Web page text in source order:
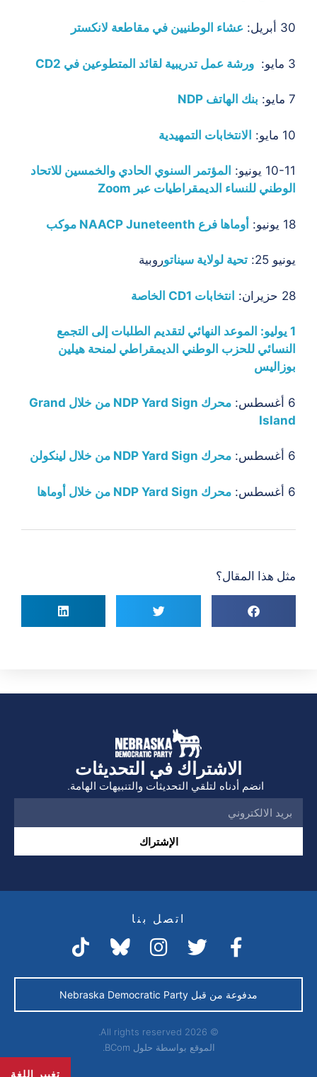
30 أبريل: عشاء الوطنيين في مقاطعة لانكستر
3 مايو: ورشة عمل تدريبية لقائد المتطوعين في CD2
7 مايو: بنك الهاتف NDP
10 مايو: الانتخابات التمهيدية
10-11 يونيو:
المؤتمر السنوي الحادي والخمسين للاتحاد
الوطني للنساء الديمقراطيات عبر Zoom
18 يونيو: أوماها فرع NAACP Juneteenth موكب
يونيو 25: تحية لولاية سيناتوروبية
28 حزيران: انتخابات CD1 الخاصة
1 يوليو:
الموعد النهائي لتقديم الطلبات إلى التجمع
النسائي للحزب الوطني الديمقراطي لمنحة هيلين
بوزاليس
6 أغسطس:
محرك NDP Yard Sign من خلال Grand
Island
6 أغسطس: محرك NDP Yard Sign من خلال لينكولن
6 أغسطس: محرك NDP Yard Sign من خلال أوماها
مثل هذا المقال؟
الاشتراك في التحديثات
انضم أدناه لتلقي التحديثات والتنبيهات الهامة.
الإشتراك
اتصل بنا
مدفوعة من قبل Nebraska Democratic Party
© 2026 All rights reserved.
الموقع بواسطة حلول BCom.
تغيير اللغة